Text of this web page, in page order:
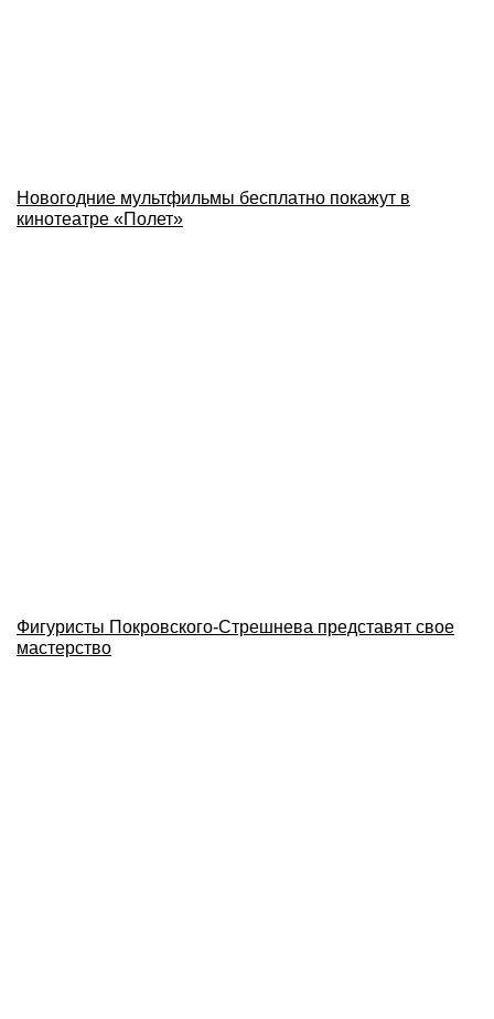
Новогодние мультфильмы бесплатно покажут в
кинотеатре «Полет»
Фигуристы Покровского-Стрешнева представят свое
мастерство